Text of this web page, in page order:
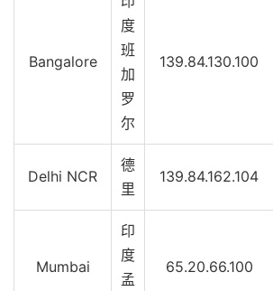
Bangalore
度
班
加
罗
尔
139.84.130.100
Delhi NCR
德
里
139.84.162.104
Mumbai
印
度
孟
65.20.66.100